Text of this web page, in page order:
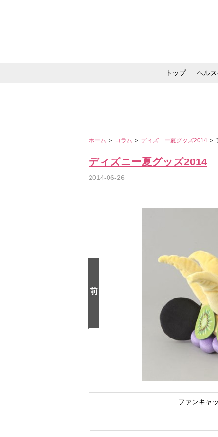
トップ ヘル
ホーム ＞ コラム ＞ ディズニー夏グッズ2014 ＞
ディズニー夏グッズ2014
2014-06-26
ファンキャ